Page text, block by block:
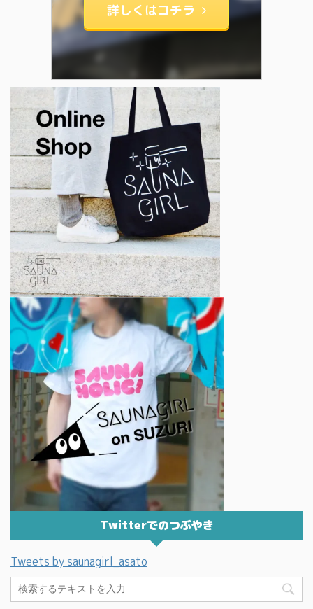
詳しくはコチラ
Twitterでのつぶやき
Tweets by saunagirl_asato